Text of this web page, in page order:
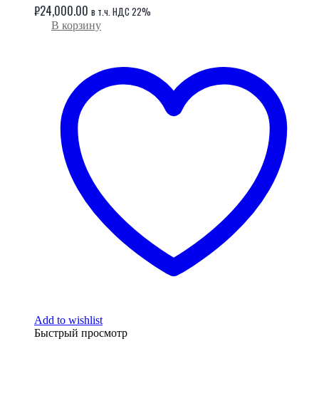
₽24,000.00 в т.ч. НДС 22%
В корзину
Add to wishlist
Быстрый просмотр